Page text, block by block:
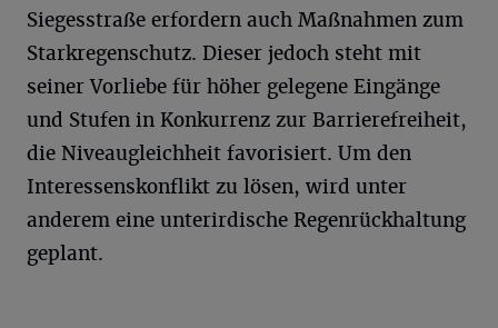
Siegesstraße erfordern auch Maßnahmen zum
Starkregenschutz. Dieser jedoch steht mit
seiner Vorliebe für höher gelegene Eingänge
und Stufen in Konkurrenz zur Barrierefreiheit,
die Niveaugleichheit favorisiert. Um den
Interessenskonflikt zu lösen, wird unter
anderem eine unterirdische Regenrückhaltung
geplant.